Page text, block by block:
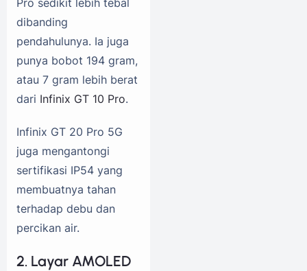
dibanding
pendahulunya. Ia juga
punya bobot 194 gram,
atau 7 gram lebih berat
dari Infinix GT 10 Pro.
Infinix GT 20 Pro 5G
juga mengantongi
sertifikasi IP54 yang
membuatnya tahan
terhadap debu dan
percikan air.
2. Layar AMOLED